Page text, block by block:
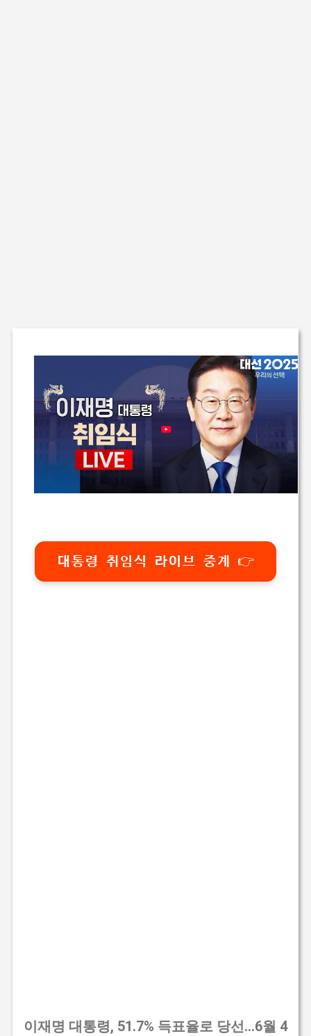
대통령 취임식 라이브 중계 👉
이재명 대통령, 51.7% 득표율로 당선…6월 4